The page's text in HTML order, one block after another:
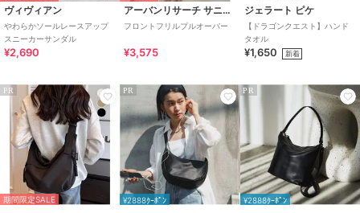
ヴィヴィアン
やわらかソールレースアップ
スニーカーサンダル
¥2,690
アーバンリサーチ サニーレーベル
フロントフリルプルオーバー
¥3,575
ジェラート ピケ
【ドラゴンクエスト】ハンド
タオル
¥1,650 新着
PR
期間限定SALE
PR
¥2888ｸｰﾎﾟﾝ
PR
¥2888ｸｰﾎﾟﾝ